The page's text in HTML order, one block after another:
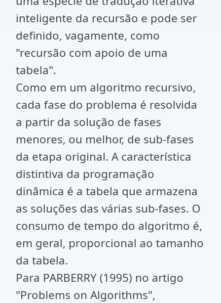
inteligente da recursão e pode ser
definido, vagamente, como
"recursão com apoio de uma
tabela".
Como em um algoritmo recursivo,
cada fase do problema é resolvida
a partir da solução de fases
menores, ou melhor, de sub-fases
da etapa original. A característica
distintiva da programação
dinâmica é a tabela que armazena
as soluções das várias sub-fases. O
consumo de tempo do algoritmo é,
em geral, proporcional ao tamanho
da tabela.
Para PARBERRY (1995) no artigo
"Problems on Algorithms",